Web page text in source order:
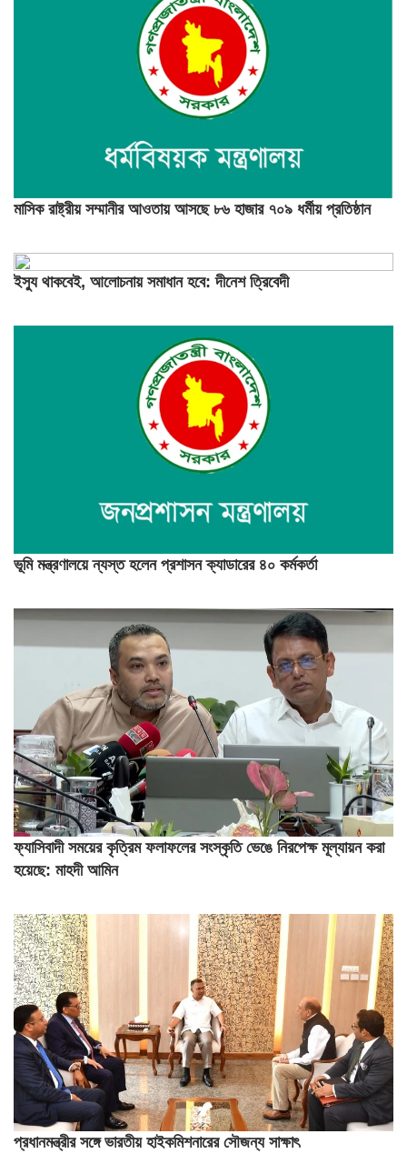
মাসিক রাষ্ট্রীয় সম্মানীর আওতায় আসছে ৮৬ হাজার ৭০৯ ধর্মীয় প্রতিষ্ঠান
ইস্যু থাকবেই, আলোচনায় সমাধান হবে: দীনেশ ত্রিবেদী
ভূমি মন্ত্রণালয়ে ন্যস্ত হলেন প্রশাসন ক্যাডারের ৪০ কর্মকর্তা
ফ্যাসিবাদী সময়ের কৃত্রিম ফলাফলের সংস্কৃতি ভেঙে নিরপেক্ষ মূল্যায়ন করা
হয়েছে: মাহদী আমিন
প্রধানমন্ত্রীর সঙ্গে ভারতীয় হাইকমিশনারের সৌজন্য সাক্ষাৎ